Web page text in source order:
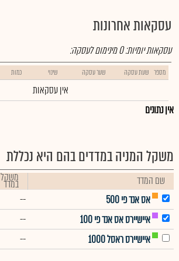
עסקאות אחרונות
עסקאות יומיות:0מינימום לעסקה:
מספר שעת עסקה שער עסקה שינוי כמות
אין עסקאות
אין נתונים
משקל המניה במדדים בהם היא נכללת
שם המדד משקל
במדד
אס אנד פי 500
--
איישיירס אס אנד פי 100
--
איישיירס ראסל 1000
--